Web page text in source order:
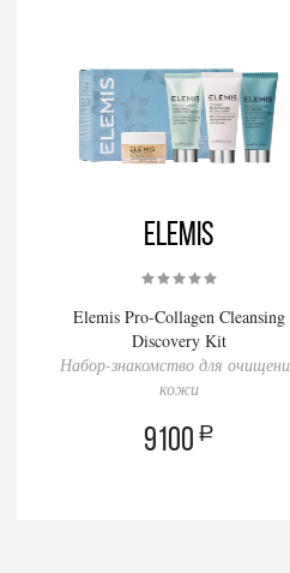
Elemis
Elemis Pro-Collagen Cleansing
Discovery Kit
Набор-знакомство для
кожи
9100 a